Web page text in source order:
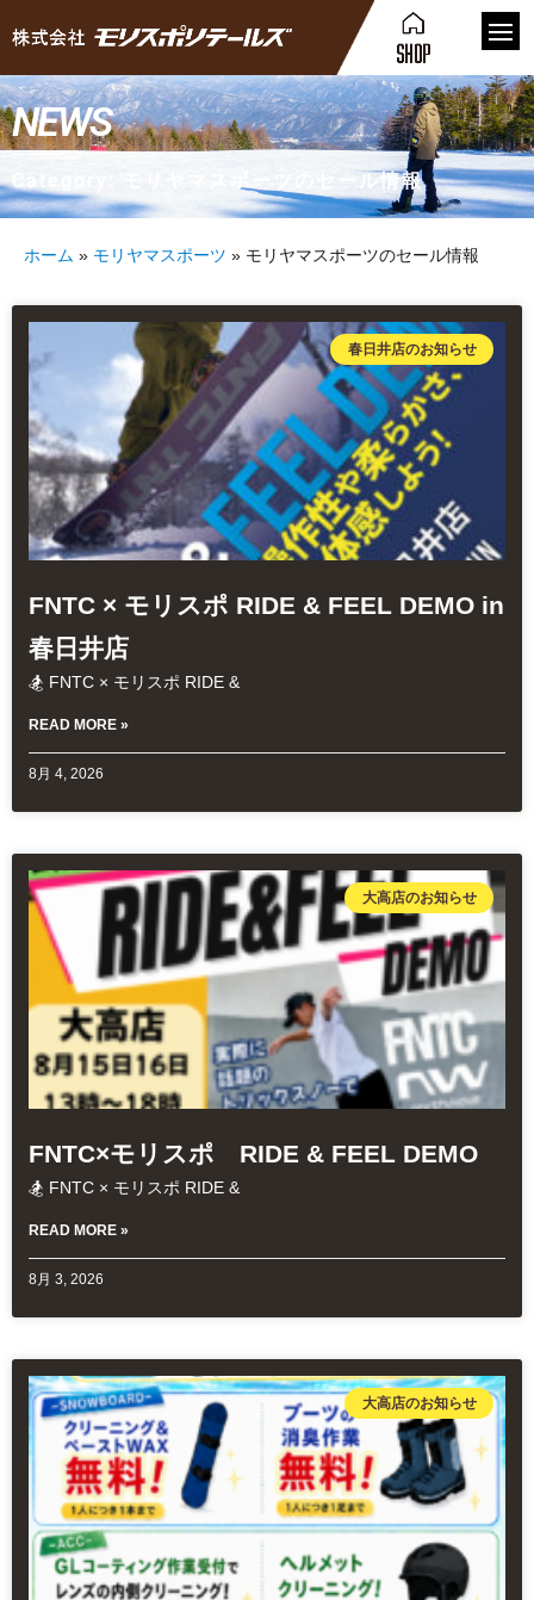
NEWS
Category: モリヤマスポーツのセール情報
ホーム » モリヤマスポーツ » モリヤマスポーツのセール情報
春日井店のお知らせ
FNTC × モリスポ RIDE & FEEL DEMO in
春日井店
🏂 FNTC × モリスポ RIDE &
READ MORE »
8月 4, 2026
大高店のお知らせ
FNTC×モリスポ RIDE & FEEL DEMO
🏂 FNTC × モリスポ RIDE &
READ MORE »
8月 3, 2026
大高店のお知らせ